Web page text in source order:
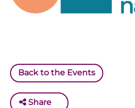
Back to the Events
Share